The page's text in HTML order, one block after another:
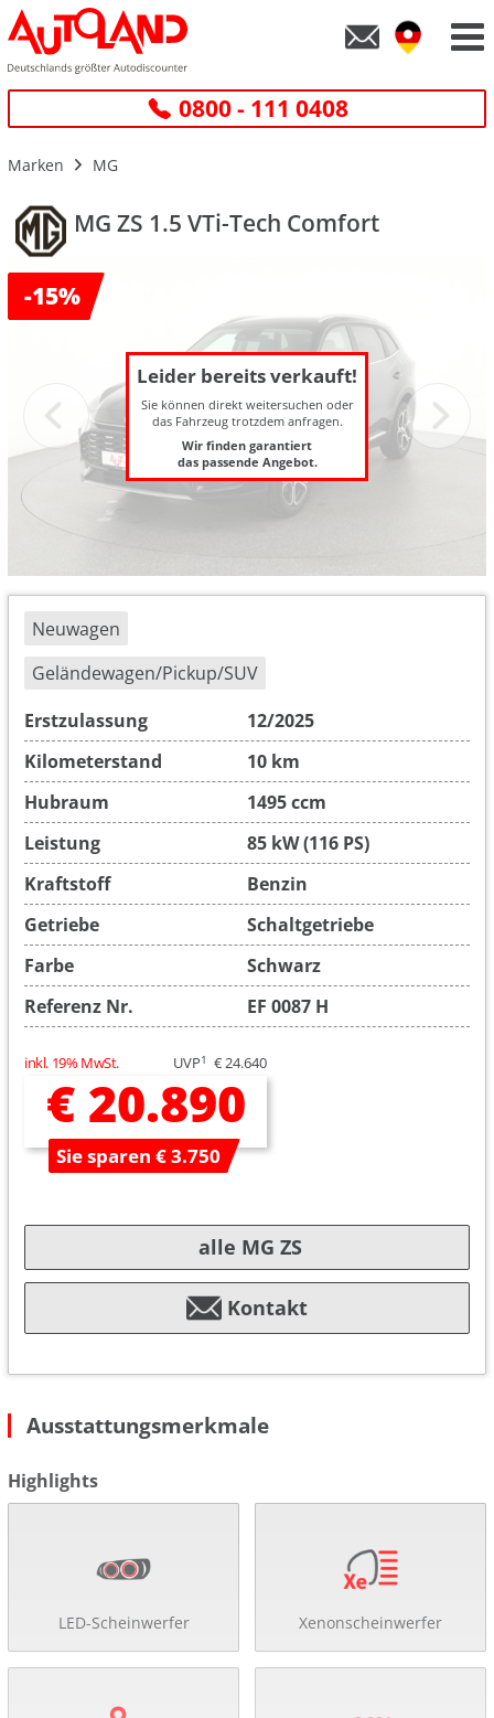
0800 - 111 0408
Marken MG
MG ZS 1.5 VTi-Tech Comfort
Leider bereits verkauft!
Sie können direkt weitersuchen oder
das Fahrzeug trotzdem anfragen.
Wir finden garantiert
das passende Angebot.
-15%
Neuwagen
Geländewagen/Pickup/SUV
Erstzulassung
12/2025
Kilometerstand
10 km
Hubraum
1495 ccm
Leistung
85 kW (116 PS)
Kraftstoff
Benzin
Getriebe
Schaltgetriebe
Farbe
Schwarz
Referenz Nr.
EF 0087 H
inkl. 19% MwSt. UVP1 € 24.640
€ 20.890
Sie sparen € 3.750
alle MG ZS
Kontakt
Ausstattungsmerkmale
Highlights
LED-Scheinwerfer Xenonscheinwerfer